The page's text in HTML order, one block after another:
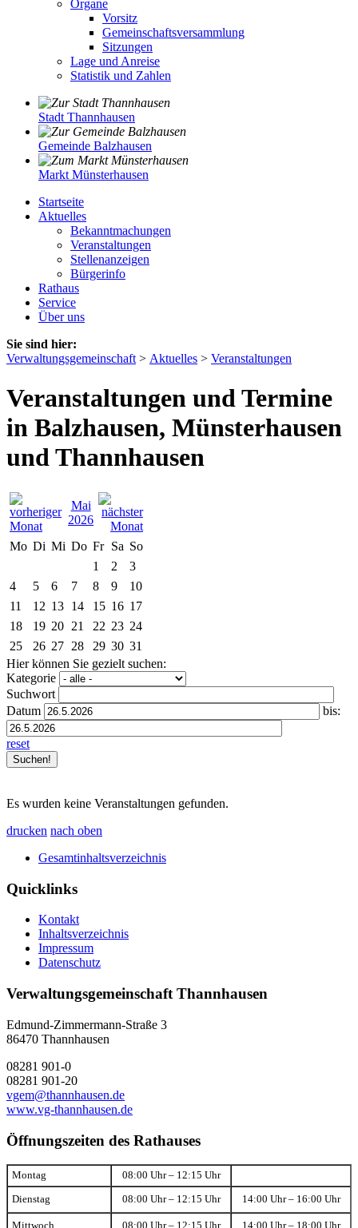
Organe
Vorsitz
Gemeinschaftsversammlung
Sitzungen
Lage und Anreise
Statistik und Zahlen
Stadt Thannhausen
Gemeinde Balzhausen
Markt Münsterhausen
Startseite
Aktuelles
Bekanntmachungen
Veranstaltungen
Stellenanzeigen
Bürgerinfo
Rathaus
Service
Über uns
Sie sind hier:
Verwaltungsgemeinschaft > Aktuelles > Veranstaltungen
Veranstaltungen und Termine
in Balzhausen, Münsterhausen
und Thannhausen
Mai
2026
Mo Di Mi Do Fr Sa So
1
2
3
4
5 6 7 8 9
10
11
12 13 14 15 16 17
18
19 20 21 22 23 24
25
26 27 28 29 30 31
Hier können Sie gezielt suchen:
Kategorie
Suchwort
Datum
bis:
reset
Es wurden keine Veranstaltungen gefunden.
drucken nach oben
Gesamtinhaltsverzeichnis
Quicklinks
Kontakt
Inhaltsverzeichnis
Impressum
Datenschutz
Verwaltungsgemeinschaft Thannhausen
Edmund-Zimmermann-Straße 3
86470 Thannhausen
08281 901-0
08281 901-20
vgem@thannhausen.de
www.vg-thannhausen.de
Öffnungszeiten des Rathauses
Montag 08:00 Uhr – 12:15 Uhr
Dienstag 08:00 Uhr – 12:15 Uhr 14:00 Uhr – 16:00 Uhr